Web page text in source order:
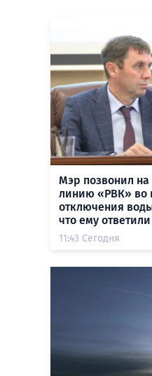
Мэр позвонил на
линию «РВК» во
отключения
что ему ответили
11:43 Сегодня